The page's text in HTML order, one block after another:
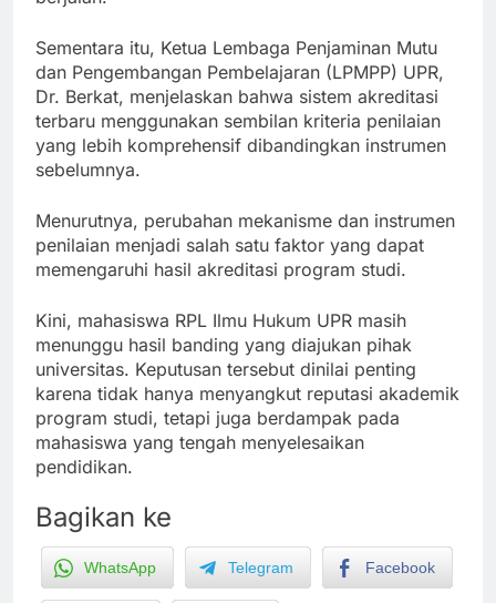
Sementara itu, Ketua Lembaga Penjaminan Mutu
dan Pengembangan Pembelajaran (LPMPP) UPR,
Dr. Berkat, menjelaskan bahwa sistem akreditasi
terbaru menggunakan sembilan kriteria penilaian
yang lebih komprehensif dibandingkan instrumen
sebelumnya.
Menurutnya, perubahan mekanisme dan instrumen
penilaian menjadi salah satu faktor yang dapat
memengaruhi hasil akreditasi program studi.
Kini, mahasiswa RPL Ilmu Hukum UPR masih
menunggu hasil banding yang diajukan pihak
universitas. Keputusan tersebut dinilai penting
karena tidak hanya menyangkut reputasi akademik
program studi, tetapi juga berdampak pada
mahasiswa yang tengah menyelesaikan
pendidikan.
Bagikan ke
WhatsApp Telegram Facebook